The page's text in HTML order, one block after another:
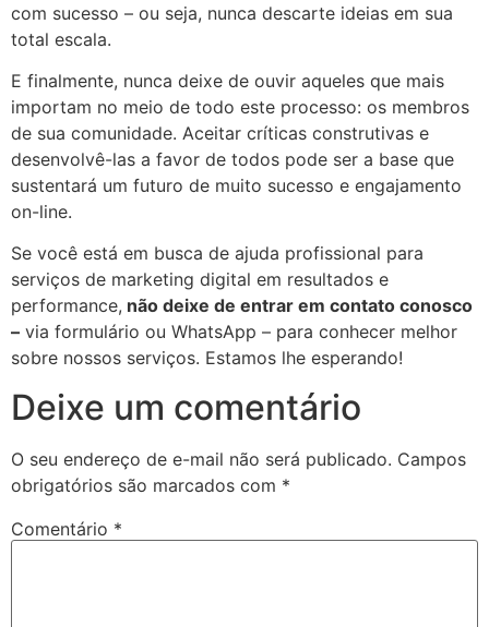
com sucesso – ou seja, nunca descarte ideias em sua
total escala.
E finalmente, nunca deixe de ouvir aqueles que mais
importam no meio de todo este processo: os membros
de sua comunidade. Aceitar críticas construtivas e
desenvolvê-las a favor de todos pode ser a base que
sustentará um futuro de muito sucesso e engajamento
on-line.
Se você está em busca de ajuda profissional para
serviços de marketing digital em resultados e
performance, não deixe de entrar em contato conosco
– via formulário ou WhatsApp – para conhecer melhor
sobre nossos serviços. Estamos lhe esperando!
Deixe um comentário
O seu endereço de e-mail não será publicado. Campos
obrigatórios são marcados com *
Comentário *